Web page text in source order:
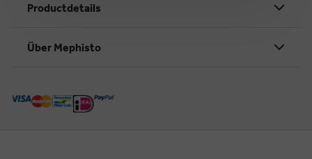
Productdetails
Über Mephisto